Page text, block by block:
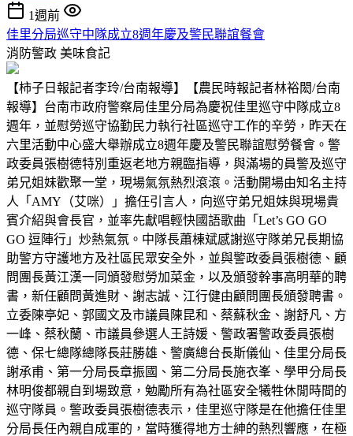
1週前
佳里分局巡守中隊成立8週年慶及警民聯誼餐會
消防警政 美味食記
【柿子日報記者李玲/台南報導】【農民時報記者林裕閎/台南
報導】台南市政府警察局佳里分局為慶祝佳里巡守中隊成立8
週年，並慰勞巡守協勤民力執行社區巡守工作的辛勞，昨天在
六里活動中心盛大舉辦成立8週年慶及警民聯誼慰勞餐會。警
政委員張樹德特別重返老地方親臨指導，與滿場的員警及巡守
弟兄姐妹歡聚一堂，現場氣氛熱烈滾滾。活動開場由知名主持
人「AMY（艾咪）」擔任引言人，向巡守弟兄姐妹與現場貴
賓介紹與會長官，並率先獻唱輕快國語歌曲「Let’s GO GO
GO 逗陣行」炒熱氣氛。中隊長蕭棟斌感謝巡守隊弟兄長期協
助警方守護地方及社區民眾安全外，並與警政委員張樹德、顧
問團長黃江漢一同頒發慰勞加菜金，以及頒發幹事高明華的聘
書，新任顧問黃進財、謝志誠、江行健由顧問團長頒發聘書。
立委陳亭妃、郭國文及市議員陳昆和、蔡蘇秋金、謝舒凡、方
一峰、蔡秋蘭、市議員參選人王詩媛、警政署警政委員張樹
德、保七總隊總隊長莊勝雄、警廣總台長斯儀仙、佳里分局長
謝承甫、第一分局長章振國、第二分局長施衣峯、學甲分局長
林明俊都親自到場致意，勉勵所有為社區安全犧牲休閒時間的
巡守隊員。警政委員張樹德表示，佳里巡守隊是在他擔任佳里
分局長任內親自成軍的，當時獲得地方士紳的熱烈響應，在極